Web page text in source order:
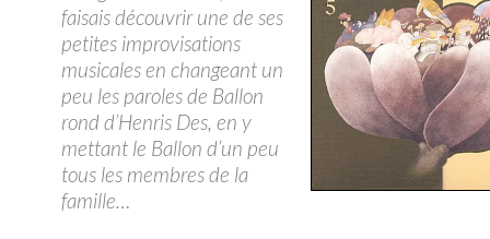
faisais découvrir une de ses
petites improvisations
musicales en changeant un
peu les paroles de Ballon
rond d’Henris Des, en y
mettant le Ballon d’un peu
tous les membres de la
famille…